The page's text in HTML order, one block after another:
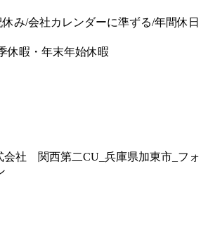
み/会社カレンダーに準ずる/年間休日
休暇・年末年始休暇
会社 関西第二CU_兵庫県加東市_フォ